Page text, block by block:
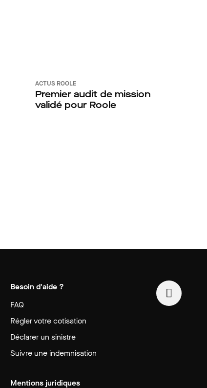
ACTUS ROOLE
Premier audit de mission
validé pour Roole
Besoin d'aide ?
FAQ
Régler votre cotisation
Déclarer un sinistre
Suivre une indemnisation
Mentions juridiques